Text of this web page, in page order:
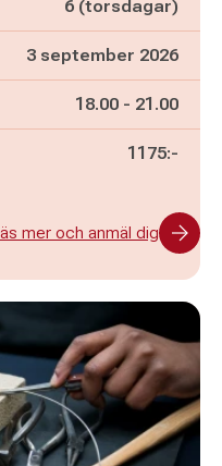
6 (torsdagar)
3 september 2026
Pågår mellan
18.00 - och
21.00
1175:-
mer och anmäl dig